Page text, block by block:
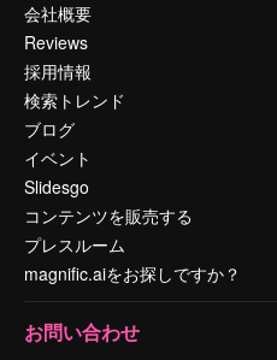
会社概要
Reviews
採用情報
検索トレンド
ブログ
イベント
Slidesgo
コンテンツを販売する
プレスルーム
magnific.aiをお探しですか？
お問い合わせ